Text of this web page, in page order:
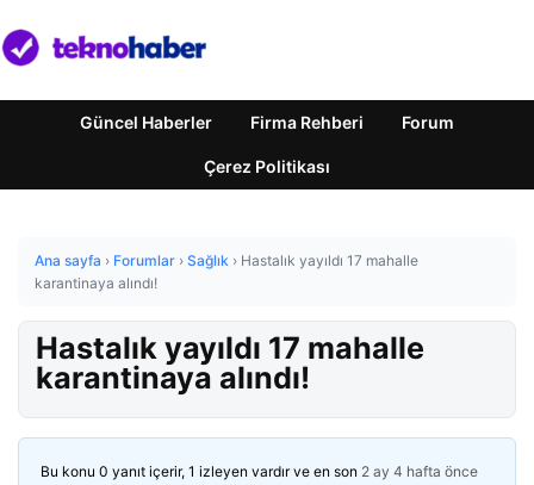
Güncel Haberler Firma Rehberi Forum
Çerez Politikası
Ana sayfa › Forumlar › Sağlık › Hastalık yayıldı 17 mahalle
karantinaya alındı!
Hastalık yayıldı 17 mahalle
karantinaya alındı!
Bu konu 0 yanıt içerir, 1 izleyen vardır ve en son 2 ay 4 hafta önce